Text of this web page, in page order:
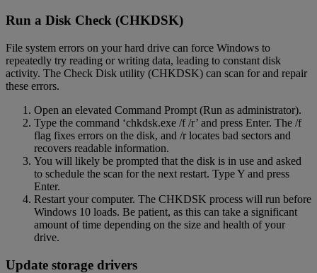
Run a Disk Check (CHKDSK)
File system errors on your hard drive can force Windows to
repeatedly try reading or writing data, leading to constant disk
activity. The Check Disk utility (CHKDSK) can scan for and repair
these errors.
Open an elevated Command Prompt (Run as administrator).
Type the command ‘chkdsk.exe /f /r’ and press Enter. The /f
flag fixes errors on the disk, and /r locates bad sectors and
recovers readable information.
You will likely be prompted that the disk is in use and asked
to schedule the scan for the next restart. Type Y and press
Enter.
Restart your computer. The CHKDSK process will run before
Windows 10 loads. Be patient, as this can take a significant
amount of time depending on the size and health of your
drive.
Update storage drivers